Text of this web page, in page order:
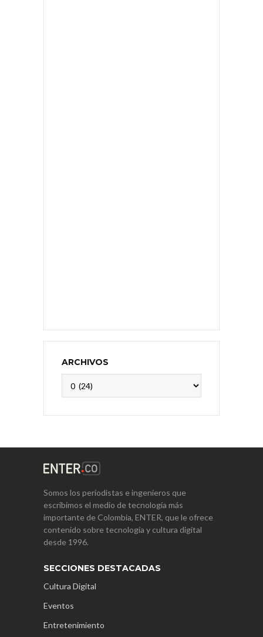
ARCHIVOS
Somos los periodistas e ingenieros que
escribimos el medio de tecnología más
importante de Colombia, ENTER, que le ofrece
contenido sobre tecnología y cultura digital
desde 1996.
SECCIONES DESTACADAS
Cultura Digital
Eventos
Entretenimiento